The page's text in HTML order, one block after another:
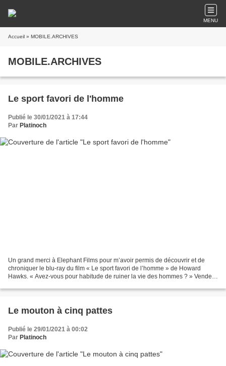
MENU
Accueil » MOBILE.ARCHIVES
MOBILE.ARCHIVES
Le sport favori de l'homme
Publié le 30/01/2021 à 17:44
Par Platinoch
Un grand merci à Elephant Films pour m’avoir permis de découvrir et de
chroniquer le blu-ray du film « Le sport favori de l’homme » de Howard
Hawks. « Avez-vous pour habitude de ruiner la vie des hommes ? » Vendeur
Le mouton à cinq pattes
Publié le 29/01/2021 à 00:02
Par Platinoch